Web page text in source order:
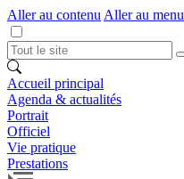
Aller au contenu Aller au menu
Accueil principal
Agenda & actualités
Portrait
Officiel
Vie pratique
Prestations